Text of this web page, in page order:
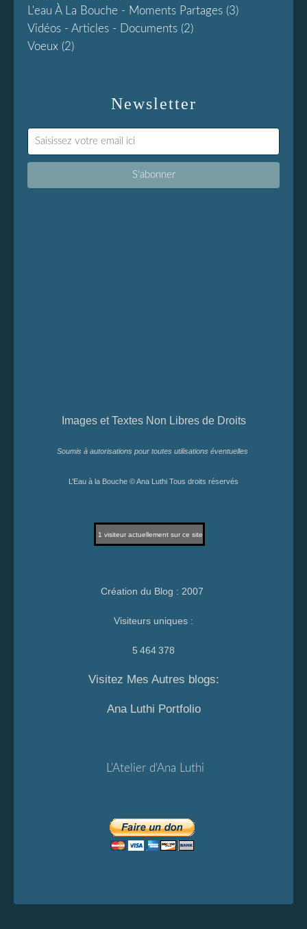
Newsletter
L'eau À La Bouche - Moments Partages (3)
Vidéos - Articles - Documents (2)
Voeux (2)
Images et Textes Non Libres de Droits
Soumis à autorisations pour toutes utilisations éventuelles
L’Eau à la Bouche © Ana Luthi Tous droits réservés
1 visiteur actuellement sur ce site
Création du Blog : 2007
Visiteurs uniques :
5 464 378
Visitez Mes Autres blogs:
Ana Luthi Portfolio
L'Atelier d'Ana Luthi